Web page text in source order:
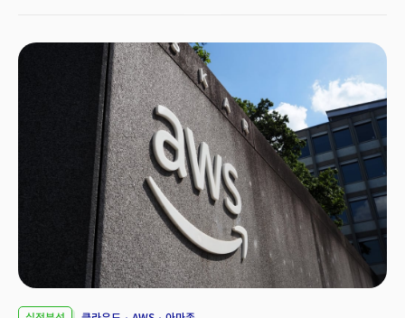
성능을 자랑하며 고객사로부터 뜨거운 반응을 이끌어 냈다. 엔비디아에
따르면 4분기 블랙웰 칩 매출만 110억 달러에 달하는 기록적인 매출로
역사상 가장 빠르게 성장하는 제품으로 자리 잡았다. 젠슨 황 엔비디아
최고경영자(CEO)는 실적 발표에서 "추론 AI가 다시 새로운 확장 법칙을
추가하면서 블랙웰에 대한 수요가 놀라울 정도"라 밝혔다. 엔비디아의 AI
인프라 시장에서의 독주가 계속될 것이라는 전망에도 성장 둔화 조짐은
관측됐다. 엔비디아의 매출 증가율을 최근 3분기 연속 하락했고 연간 기준
역시 114%라는 높은 성장률을 기록했지만 전년 동기의 262%에 비하면
증가 속도는 크게 떨어졌다. 성장 둔화 조짐은 데이터센터 사업에서도
감지됐다. 4분기 데이터센터 매출은 356억 달러로 전년 대비 93%
증가했지만 이는 전분기 106% 증가에서 소폭 둔화됐다. 이는 전체
데이터센터 매출의 50%를 차지하고 있는 대형 클라우드 서비스 업체들의
인프라 투자 속도 조절에 따른 것으로 엔비디아의 올해 매출 성장률은 50%
수준에 그칠 것이란 전망도 제기되고 있다.